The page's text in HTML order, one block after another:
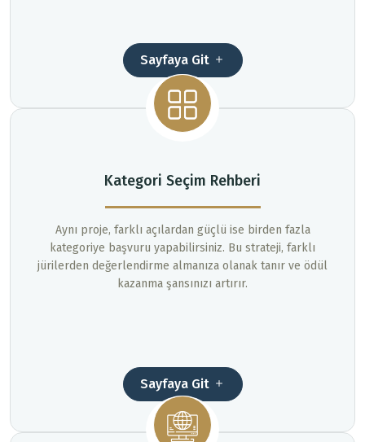
Sayfaya Git
Kategori Seçim Rehberi
Aynı proje, farklı açılardan güçlü ise birden fazla
kategoriye başvuru yapabilirsiniz. Bu strateji, farklı
jürilerden değerlendirme almanıza olanak tanır ve ödül
kazanma şansınızı artırır.
Sayfaya Git